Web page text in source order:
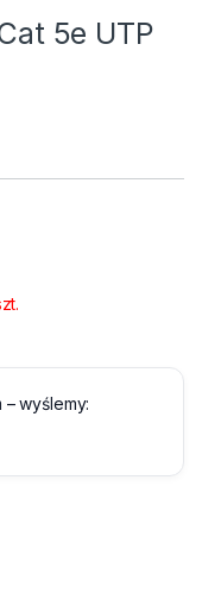
5e UTP
wyślemy:
Alantec quantity